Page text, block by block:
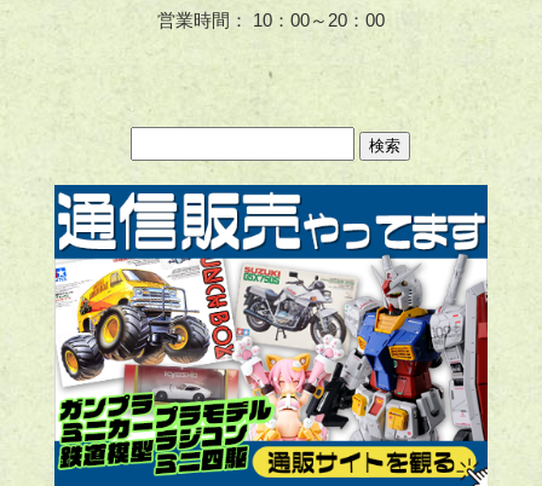
営業時間： 10：00～20：00